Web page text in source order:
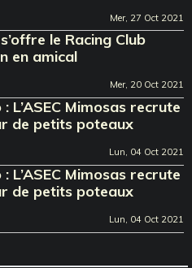
Mer, 27 Oct 2021
le Racing Club
en amical
Mer, 20 Oct 2021
L’ASEC Mimosas recrute
de petits poteaux
Lun, 04 Oct 2021
L’ASEC Mimosas recrute
de petits poteaux
Lun, 04 Oct 2021